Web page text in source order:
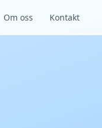
Om oss Kontakt